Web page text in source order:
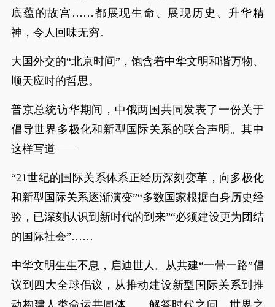
底蕴的故宫……都展现生命、展现历史、升华精
神，令人回味无穷。
大国外交的“北京时间”，饱含着中华文明和谐万物、
顺天应时的哲思。
普京总统访华期间，中俄两国共同发表了一份关于
倡导世界多极化和新型国际关系的联合声明。其中
这样写道——
“21世纪的国际关系体系正经历深刻变革，向多极化
和新型国际关系逐渐演变”“多数国家根据自身历史经
验，已深刻认识到新时代的到来”“必须建设更为团结
的国际社会”……
中华文明生生不息，启迪世人。从共建“一带一路”倡
议到四大全球倡议，从推动建设新型国际关系到推
动构建人类命运共同体……解答时代之问、世界之